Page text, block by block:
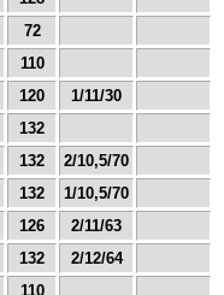
72
110
120
1/11/30
132
132
2/10,5/70
132
1/10,5/70
126
2/11/63
132
2/12/64
110